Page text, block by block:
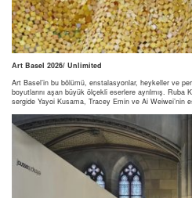
Art Basel 2026/ Unlimited
Art Basel’in bu bölümü, enstalasyonlar, heykeller ve
boyutlarını aşan büyük ölçekli eserlere ayrılmış. Ruba
sergide Yayoi Kusama, Tracey Emin ve Ai Weiwei’nin